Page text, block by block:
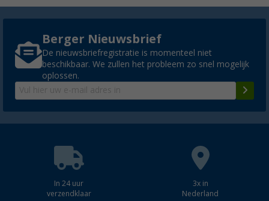
Berger Nieuwsbrief
De nieuwsbriefregistratie is momenteel niet
beschikbaar. We zullen het probleem zo snel mogelijk
oplossen.
In 24 uur
verzendklaar
3x in
Nederland